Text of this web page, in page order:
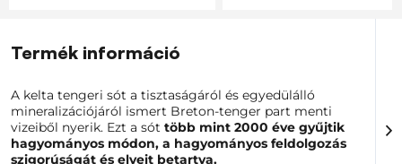
Termék információ
A kelta tengeri sót a tisztaságáról és egyedülálló
mineralizációjáról ismert Breton-tenger part menti
vizeiből nyerik. Ezt a sót több mint 2000 éve gyűjtik
hagyományos módon, a hagyományos feldolgozás
szigorúságát és elveit betartva.